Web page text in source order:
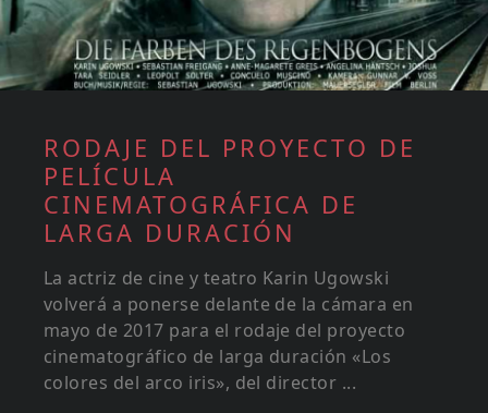
RODAJE DEL PROYECTO DE
PELÍCULA
CINEMATOGRÁFICA DE
LARGA DURACIÓN
La actriz de cine y teatro Karin Ugowski
volverá a ponerse delante de la cámara en
mayo de 2017 para el rodaje del proyecto
cinematográfico de larga duración «Los
colores del arco iris», del director ...